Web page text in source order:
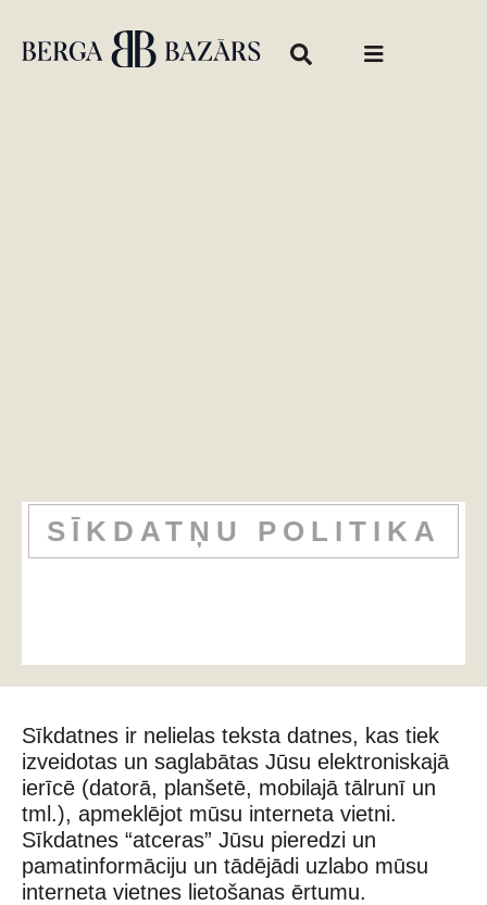
SĪKDATŅU POLITIKA
Sīkdatnes ir nelielas teksta datnes, kas tiek
izveidotas un saglabātas Jūsu elektroniskajā
ierīcē (datorā, planšetē, mobilajā tālrunī un
tml.), apmeklējot mūsu interneta vietni.
Sīkdatnes “atceras” Jūsu pieredzi un
pamatinformāciju un tādējādi uzlabo mūsu
interneta vietnes lietošanas ērtumu.